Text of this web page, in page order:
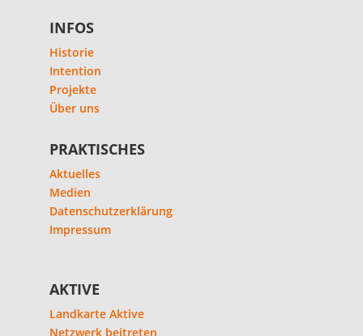
INFOS
Historie
Intention
Projekte
Über uns
PRAKTISCHES
Aktuelles
Medien
Datenschutzerklärung
Impressum
AKTIVE
Landkarte Aktive
Netzwerk beitreten